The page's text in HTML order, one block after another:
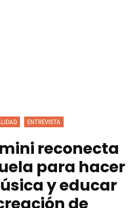
ENTREVISTA
reconecta
para hacer
y educar